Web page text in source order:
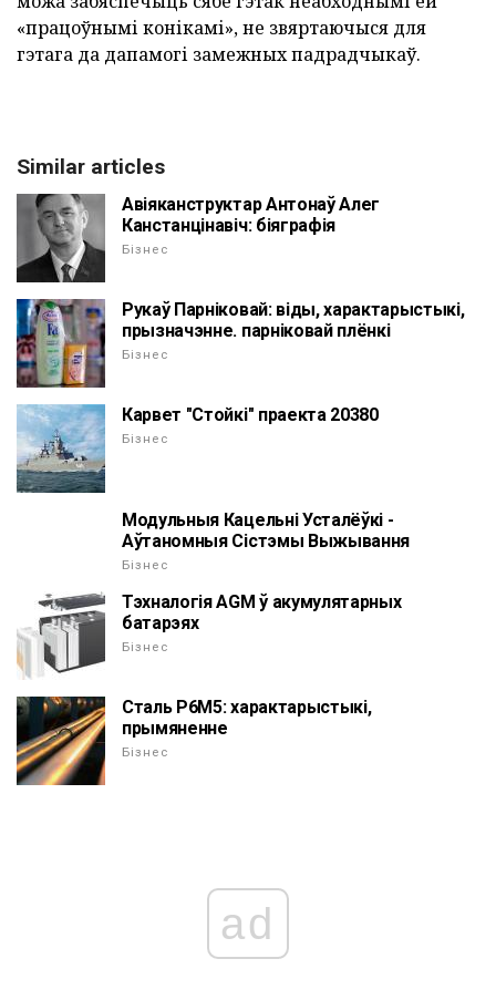
«працоўнымі конікамі», не звяртаючыся для
гэтага да дапамогі замежных падрадчыкаў.
Similar articles
Авіяканструктар Антонаў Алег
Канстанцінавіч: біяграфія
Бізнес
Рукаў Парніковай: віды, характарыстыкі,
прызначэнне. парніковай плёнкі
Бізнес
Карвет "Стойкі" праекта 20380
Бізнес
Модульныя Кацельні Усталёўкі -
Аўтаномныя Сістэмы Выжывання
Бізнес
Тэхналогія AGM ў акумулятарных
батарэях
Бізнес
Сталь Р6М5: характарыстыкі,
прымяненне
Бізнес
ad